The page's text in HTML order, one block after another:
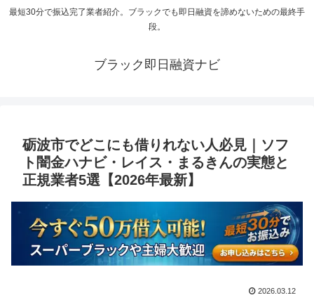
最短30分で振込完了業者紹介。ブラックでも即日融資を諦めないための最終手
段。
ブラック即日融資ナビ
砺波市でどこにも借りれない人必見｜ソフ
ト闇金ハナビ・レイス・まるきんの実態と
正規業者5選【2026年最新】
2026.03.12